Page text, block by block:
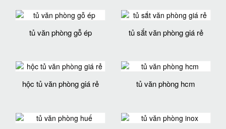
tủ văn phòng gỗ ép tủ sắt văn phòng giá rẻ
hộc tủ văn phòng giá rẻ tủ văn phòng hcm